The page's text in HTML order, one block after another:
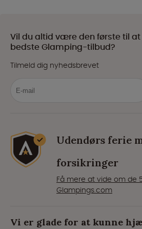
Vil du altid være den første til
bedste Glamping-tilbud?
Tilmeld dig nyhedsbrevet
Udendørs ferie
forsikringer
Få mere at vide om de
Glampings.com
Vi er glade for at kunne